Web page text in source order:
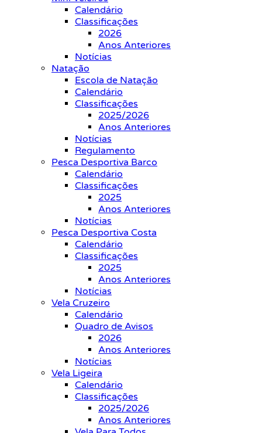
Calendário
Classificações
2026
Anos Anteriores
Notícias
Natação
Escola de Natação
Calendário
Classificações
2025/2026
Anos Anteriores
Notícias
Regulamento
Pesca Desportiva Barco
Calendário
Classificações
2025
Anos Anteriores
Notícias
Pesca Desportiva Costa
Calendário
Classificações
2025
Anos Anteriores
Notícias
Vela Cruzeiro
Calendário
Quadro de Avisos
2026
Anos Anteriores
Notícias
Vela Ligeira
Calendário
Classificações
2025/2026
Anos Anteriores